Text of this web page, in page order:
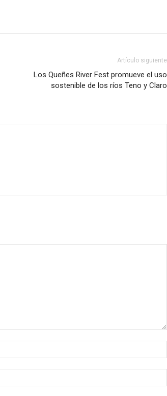
Artículo siguiente
Los Queñes River Fest promueve el uso
sostenible de los ríos Teno y Claro